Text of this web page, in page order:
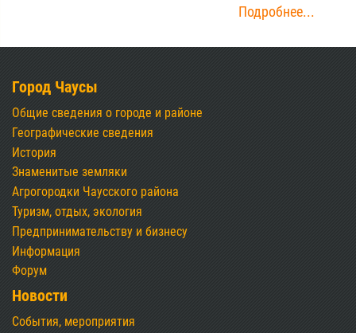
Подробнее...
Город Чаусы
Общие сведения о городе и районе
Географические сведения
История
Знаменитые земляки
Агрогородки Чаусского района
Туризм, отдых, экология
Предпринимательству и бизнесу
Информация
Форум
Новости
События, мероприятия